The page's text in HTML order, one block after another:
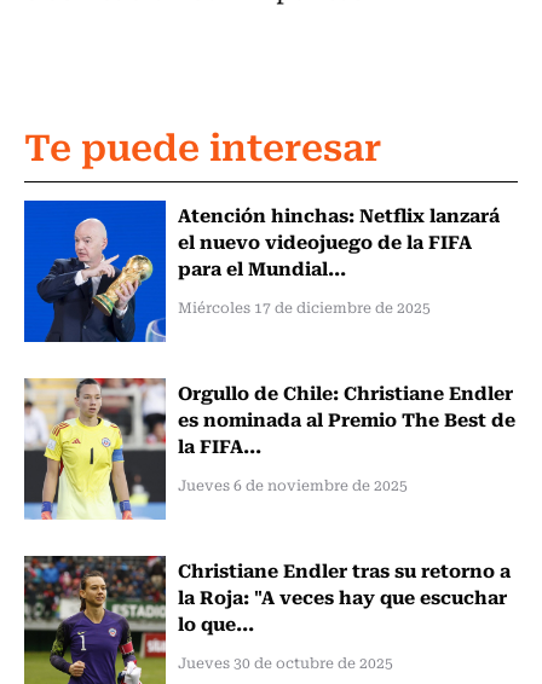
Te puede interesar
Atención hinchas: Netflix lanzará
el nuevo videojuego de la FIFA
para el Mundial...
Miércoles 17 de diciembre de 2025
Orgullo de Chile: Christiane Endler
es nominada al Premio The Best de
la FIFA...
Jueves 6 de noviembre de 2025
Christiane Endler tras su retorno a
la Roja: "A veces hay que escuchar
lo que...
Jueves 30 de octubre de 2025